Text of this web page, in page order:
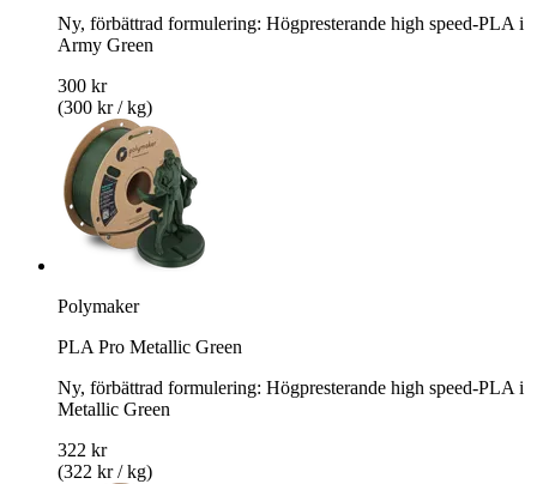
Ny, förbättrad formulering: Högpresterande high speed-PLA i
Army Green
300 kr
(300 kr / kg)
Polymaker
PLA Pro Metallic Green
Ny, förbättrad formulering: Högpresterande high speed-PLA i
Metallic Green
322 kr
(322 kr / kg)